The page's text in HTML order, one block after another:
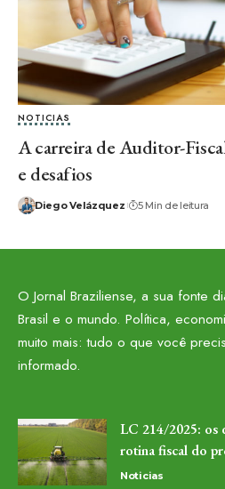
NOTICIAS
A carreira de Auditor-
e desafios
Diego Velázquez 5 Min de leitura
O Jornal Braziliense, a sua fonte
Brasil e o mundo. Política,
muito mais: tudo o que você
informado.
LC 214/2025: os
rotina fiscal do
Noticias